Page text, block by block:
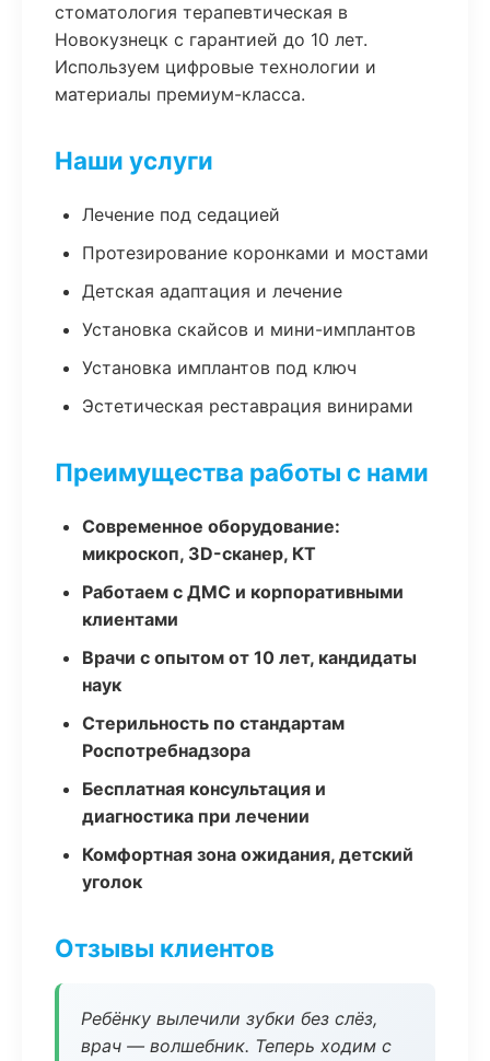
стоматология терапевтическая в
Новокузнецк с гарантией до 10 лет.
Используем цифровые технологии и
материалы премиум-класса.
Наши услуги
Лечение под седацией
Протезирование коронками и мостами
Детская адаптация и лечение
Установка скайсов и мини-имплантов
Установка имплантов под ключ
Эстетическая реставрация винирами
Преимущества работы с нами
Современное оборудование:
микроскоп, 3D-сканер, КТ
Работаем с ДМС и корпоративными
клиентами
Врачи с опытом от 10 лет, кандидаты
наук
Стерильность по стандартам
Роспотребнадзора
Бесплатная консультация и
диагностика при лечении
Комфортная зона ожидания, детский
уголок
Отзывы клиентов
Ребёнку вылечили зубки без слёз,
врач — волшебник. Теперь ходим с